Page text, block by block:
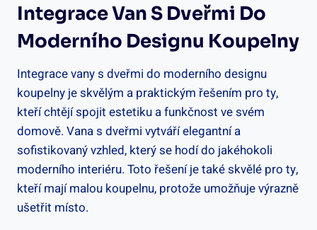
Integrace Van S Dveřmi Do
Moderního Designu Koupelny
Integrace vany s dveřmi do moderního designu
koupelny je skvělým a praktickým řešením pro ty,
kteří chtějí spojit estetiku a funkčnost ve svém
domově. Vana s dveřmi vytváří elegantní a
sofistikovaný vzhled, který se hodí do jakéhokoli
moderního interiéru. Toto řešení je také skvělé pro ty,
kteří mají malou koupelnu, protože umožňuje výrazně
ušetřit místo.